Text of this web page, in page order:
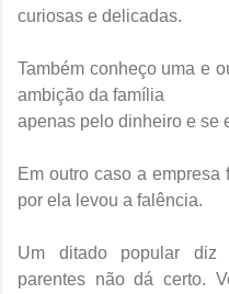
curiosas e delicadas.
Também conheço uma e
ambição da família
apenas pelo dinheiro e se
Em outro caso a
por ela levou a falência.
Um ditado popular diz
parentes não dá certo.